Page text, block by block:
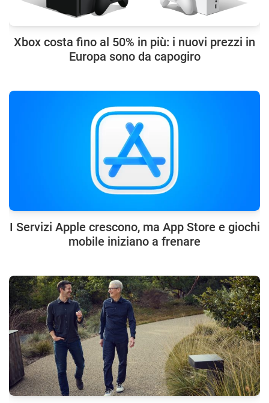
Xbox costa fino al 50% in più: i nuovi prezzi in
Europa sono da capogiro
I Servizi Apple crescono, ma App Store e giochi
mobile iniziano a frenare